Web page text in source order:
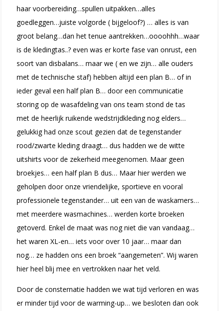
haar voorbereiding…spullen uitpakken…alles
goedleggen…juiste volgorde ( bijgeloof?) … alles is van
groot belang…dan het tenue aantrekken…oooohhh…waar
is de kledingtas..? even was er korte fase van onrust, een
soort van disbalans… maar we ( en we zijn… alle ouders
met de technische staf) hebben altijd een plan B… of in
ieder geval een half plan B… door een communicatie
storing op de wasafdeling van ons team stond de tas
met de heerlijk ruikende wedstrijdkleding nog elders…
gelukkig had onze scout gezien dat de tegenstander
rood/zwarte kleding draagt… dus hadden we de witte
uitshirts voor de zekerheid meegenomen. Maar geen
broekjes… een half plan B dus… Maar hier werden we
geholpen door onze vriendelijke, sportieve en vooral
professionele tegenstander… uit een van de waskamers…
met meerdere wasmachines… werden korte broeken
getoverd. Enkel de maat was nog niet die van vandaag…
het waren XL-en… iets voor over 10 jaar… maar dan
nog… ze hadden ons een broek “aangemeten”. Wij waren
hier heel blij mee en vertrokken naar het veld.
Door de consternatie hadden we wat tijd verloren en was
er minder tijd voor de warming-up… we besloten dan ook